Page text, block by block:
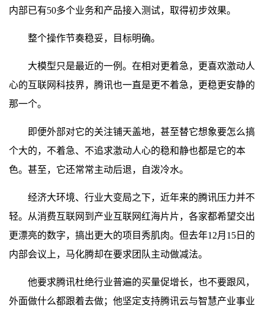
内部已有50多个业务和产品接入测试，取得初步效果。
整个操作节奏稳妥，目标明确。
大模型只是最近的一例。在相对更着急，更喜欢激动人
心的互联网科技界，腾讯也一直是更不着急，更稳更安静的
那一个。
即便外部对它的关注铺天盖地，甚至替它想象要怎么搞
个大的，不着急、不追求激动人心的稳和静也都是它的本
色。甚至，它还常常主动后退，自泼冷水。
经济大环境、行业大变局之下，近年来的腾讯压力并不
轻。从消费互联网到产业互联网红海片片，各家都希望交出
更漂亮的数字，搞出更大的项目秀肌肉。但去年12月15日的
内部会议上，马化腾却在要求团队主动做减法。
他要求腾讯杜绝行业普遍的买量促增长，也不要跟风，
外面做什么都跟着去做；他坚定支持腾讯云与智慧产业事业